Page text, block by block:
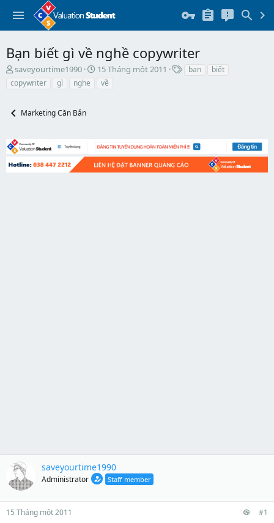
Bạn biết gì về nghề copywriter
T
h
a
t
a
r
saveyourtime1990
N
g
đ
ầ
u
15 Tháng một 2011 ban
biết
copywriter
gì nghe về
Marketing Căn Bản
saveyourtime1990
Administrator Staff member
15 Tháng một 2011 #1